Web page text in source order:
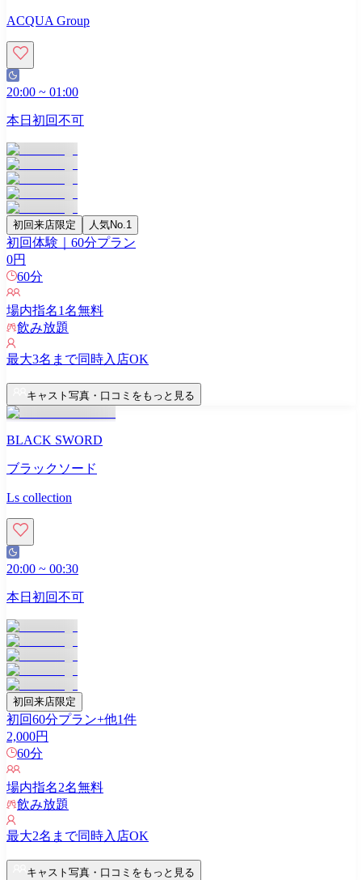
ACQUA Group
20:00 ~ 01:00
本日初回不可
初回来店限定 人気No.1
初回体験｜60分プラン
0円
60分
場内指名1名無料
飲み放題
最大3名まで同時入店OK
キャスト写真・口コミをもっと見る
BLACK SWORD
ブラックソード
Ls collection
20:00 ~ 00:30
本日初回不可
初回来店限定
初回60分プラン+他1件
2,000円
60分
場内指名2名無料
飲み放題
最大2名まで同時入店OK
キャスト写真・口コミをもっと見る